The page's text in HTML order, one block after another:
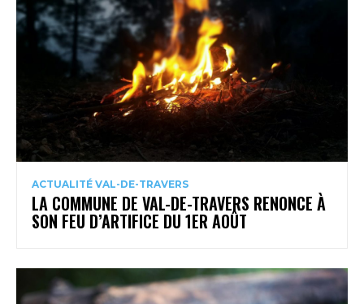
ACTUALITÉ VAL-DE-TRAVERS
LA COMMUNE DE VAL-DE-TRAVERS RENONCE À
SON FEU D’ARTIFICE DU 1ER AOÛT